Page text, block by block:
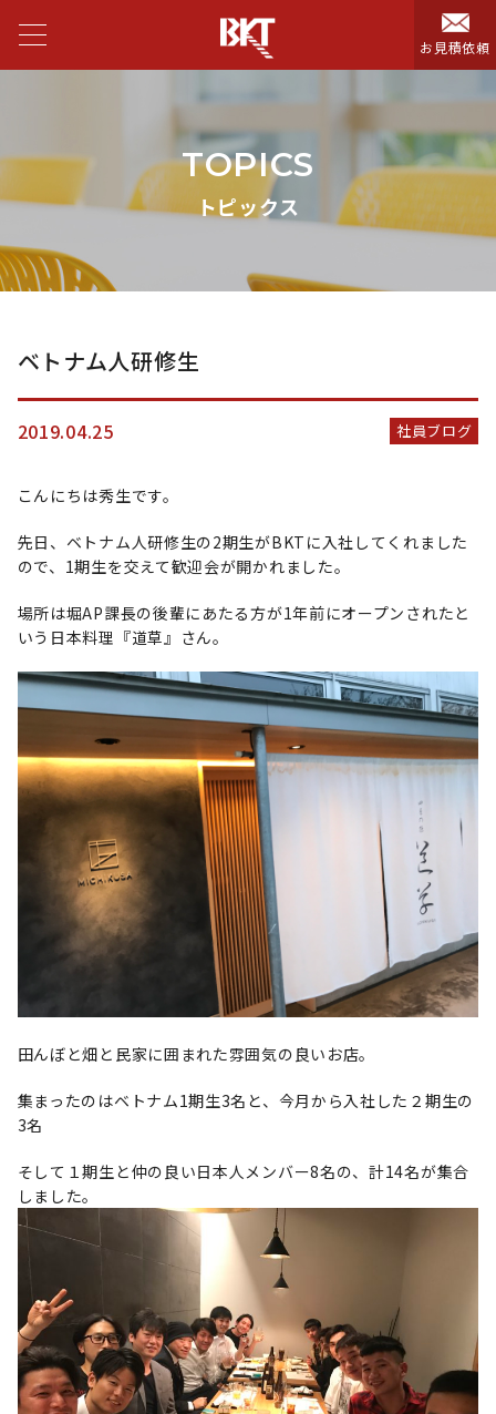
お見積依頼
TOPICS
トピックス
ベトナム人研修生
2019.04.25 社員ブログ
こんにちは秀生です。
先日、ベトナム人研修生の2期生がBKTに入社してくれました
ので、1期生を交えて歓迎会が開かれました。
場所は堀AP課長の後輩にあたる方が1年前にオープンされたと
いう日本料理『道草』さん。
田んぼと畑と民家に囲まれた雰囲気の良いお店。
集まったのはベトナム1期生3名と、今月から入社した２期生の
3名
そして１期生と仲の良い日本人メンバー8名の、計14名が集合
しました。